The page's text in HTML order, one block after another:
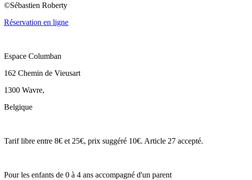
©Sébastien Roberty
Réservation en ligne
Espace Columban
162 Chemin de Vieusart
1300 Wavre,
Belgique
Tarif libre entre 8€ et 25€, prix suggéré 10€. Article 27 accepté.
Pour les enfants de 0 à 4 ans accompagné d'un parent